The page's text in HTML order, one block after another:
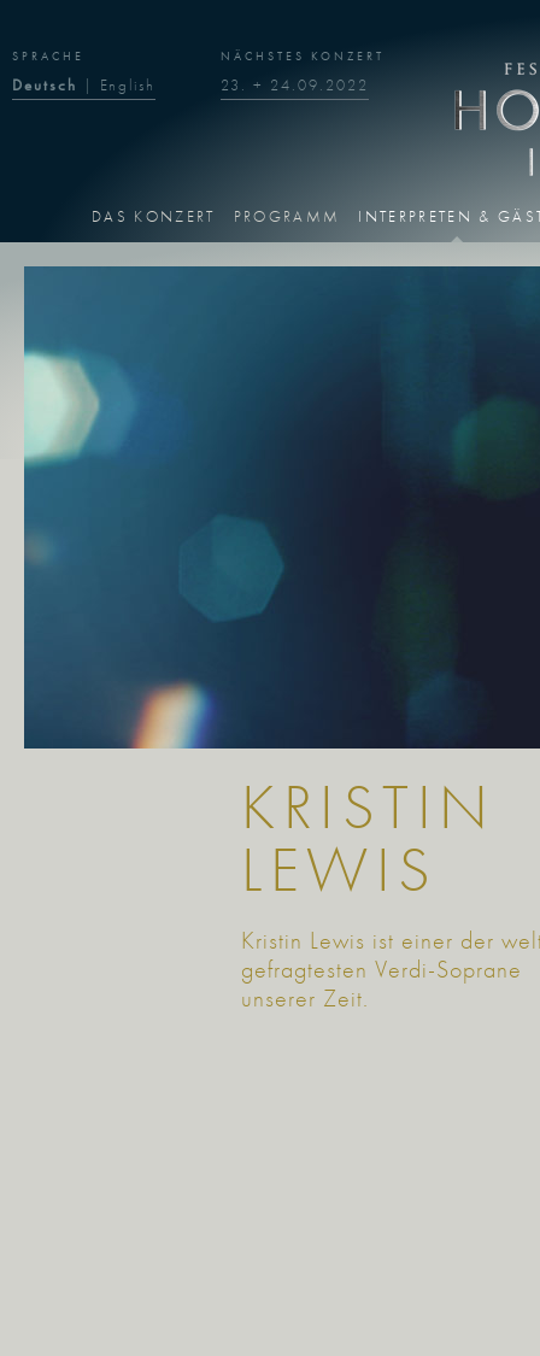
SPRACHE
Deutsch | English
NÄCHSTES KONZERT
23. + 24.09.2022
DAS KONZERT PROGRAMM INTERPRETEN &
KRISTIN
LEWIS
Kristin Lewis ist einer der
gefragtesten Verdi-Soprane
unserer Zeit.